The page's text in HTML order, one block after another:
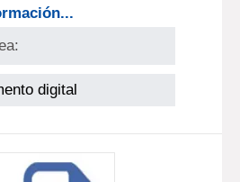
digital